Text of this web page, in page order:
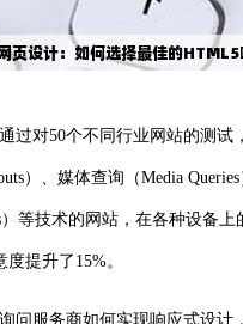
过对50个不同行业网站的测试
）、媒体查询（Media
）等技术的网站，在各种设备
提升了15%。
问服务商如何实现响应式设计